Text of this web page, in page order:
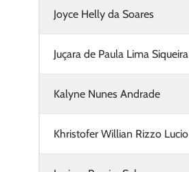
Joyce Helly da Soares
Juçara de Paula Lima Siqueira
Kalyne Nunes Andrade
Khristofer Willian Rizzo Lucio